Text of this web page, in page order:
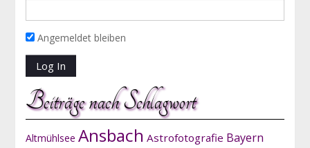
Angemeldet bleiben
Beiträge nach Schlagwort
Altmühlsee Ansbach Astrofotografie Bayern